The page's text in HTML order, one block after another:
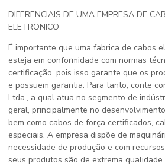
DIFERENCIAIS DE UMA EMPRESA DE
ELETRONICO
É importante que uma fabrica de cabos
esteja em conformidade com normas
certificação, pois isso garante que os
e possuem garantia. Para tanto, conte
Ltda., a qual atua no segmento de
geral, principalmente no
bem como cabos de força certificados,
especiais. A empresa dispõe de
necessidade de produção e com
seus produtos são de extrema